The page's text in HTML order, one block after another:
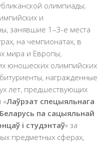
олимпиады;
и
занявшие 1–3-е места
на чемпионатах, в
мира и Европы,
юношеских олимпийских
награжденные
лет, предшествующих
«Лаўрэат спецыяльнага
па сацыяльнай
i студэнтаў» за
предметных сферах,